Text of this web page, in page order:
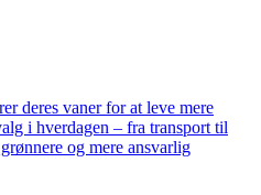
deres vaner for at leve mere
i hverdagen – fra transport til
og mere ansvarlig